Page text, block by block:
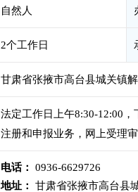
自然人
2个工作日
甘肃省张掖市高台县城关镇
法定工作日上午8:30-12:00，
注册和申报业务，网上受理
电话：
0936-6629726
地址：
甘肃省张掖市高台县